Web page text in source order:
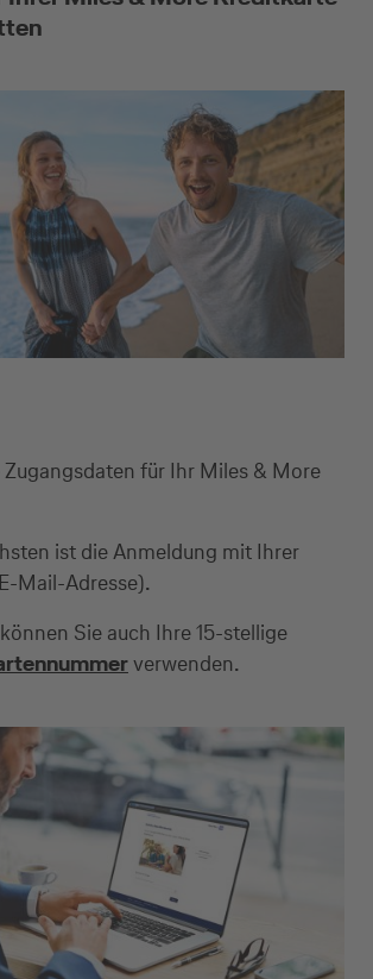
für Ihr Miles & More
ist die Anmeldung mit Ihrer
Mail-Adresse).
Sie auch Ihre 15-stellige
verwenden.